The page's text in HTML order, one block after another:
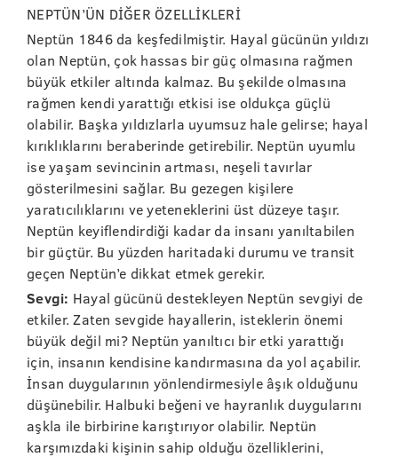
NEPTÜN’ÜN DİĞER ÖZELLİKLERİ
Neptün 1846 da keşfedilmiştir. Hayal gücünün yıldızı
olan Neptün, çok hassas bir güç olmasına rağmen
büyük etkiler altında kalmaz. Bu şekilde olmasına
rağmen kendi yarattığı etkisi ise oldukça güçlü
olabilir. Başka yıldızlarla uyumsuz hale gelirse; hayal
kırıklıklarını beraberinde getirebilir. Neptün uyumlu
ise yaşam sevincinin artması, neşeli tavırlar
gösterilmesini sağlar. Bu gezegen kişilere
yaratıcılıklarını ve yeteneklerini üst düzeye taşır.
Neptün keyiflendirdiği kadar da insanı yanıltabilen
bir güçtür. Bu yüzden haritadaki durumu ve transit
geçen Neptün’e dikkat etmek gerekir.
Sevgi: Hayal gücünü destekleyen Neptün sevgiyi de
etkiler. Zaten sevgide hayallerin, isteklerin önemi
büyük değil mi? Neptün yanıltıcı bir etki yarattığı
için, insanın kendisine kandırmasına da yol açabilir.
İnsan duygularının yönlendirmesiyle âşık olduğunu
düşünebilir. Halbuki beğeni ve hayranlık duygularını
aşkla ile birbirine karıştırıyor olabilir. Neptün
karşımızdaki kişinin sahip olduğu özelliklerini,